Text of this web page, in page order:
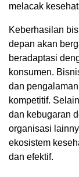
melacak
Keberhasilan
depan akan
beradaptasi
konsumen.
dan
kompetitif.
dan kebugaran
organisasi
ekosistem
dan efektif.